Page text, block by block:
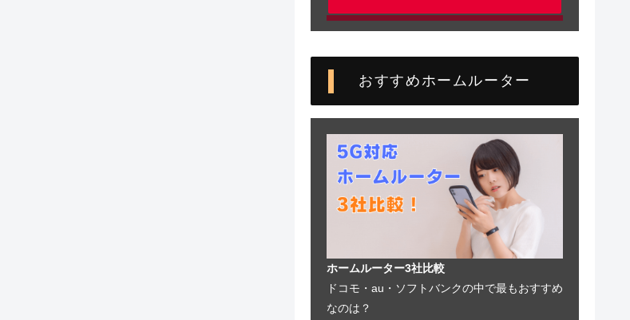
おすすめホームルーター
ホームルーター3社比較
ドコモ・au・ソフトバンクの中で最もおすすめ
なのは？